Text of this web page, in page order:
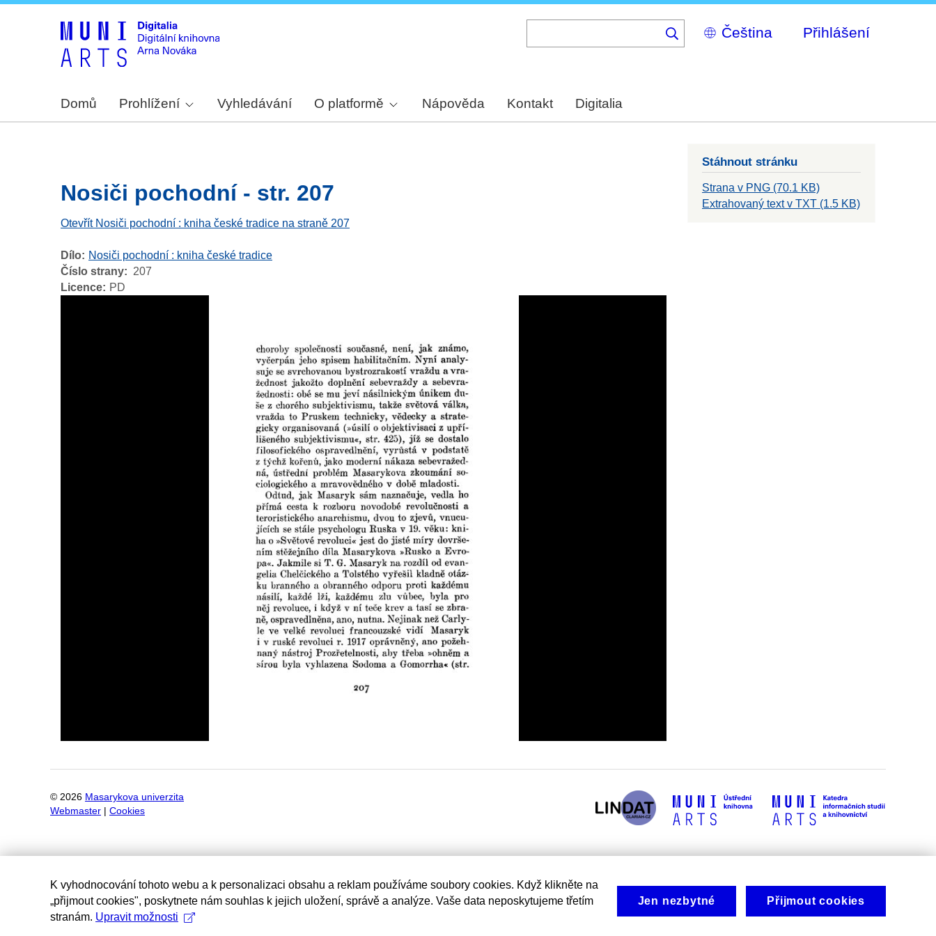
Select
your
Přihlášení
Domů Prohlížení Vyhledávání O platformě Nápověda Kontakt Digitalia
Nosiči pochodní - str. 207
Otevřít Nosiči pochodní : kniha české tradice na straně 207
Dílo
Nosiči pochodní : kniha české tradice
Číslo strany
207
Licence
PD
Stáhnout stránku
Strana v PNG (70.1 KB)
Extrahovaný text v TXT (1.5 KB)
© 2026 Masarykova univerzita
Webmaster
Cookies
K vyhodnocování tohoto webu a k personalizaci obsahu a reklam používáme soubory cookies. Když klikněte na
„přijmout cookies", poskytnete nám souhlas k jejich uložení, správě a analýze. Vaše data neposkytujeme třetím
stranám. Upravit možnosti
Jen nezbytné Přijmout cookies